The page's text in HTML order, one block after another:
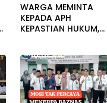
WARGA MEMINTA
KEPADA APH
KEPASTIAN HUKUM,